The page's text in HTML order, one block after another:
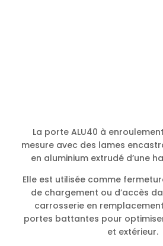
La porte ALU40 à
mesure avec des lames
en aluminium extrudé d’une
Elle est utilisée comme
de chargement ou d’accès
carrosserie en
portes battantes pour
et extérieur.